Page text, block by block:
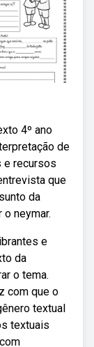
4º ano
de
e recursos
que
da
neymar.
e
da
o tema.
com que o
textual
textuais